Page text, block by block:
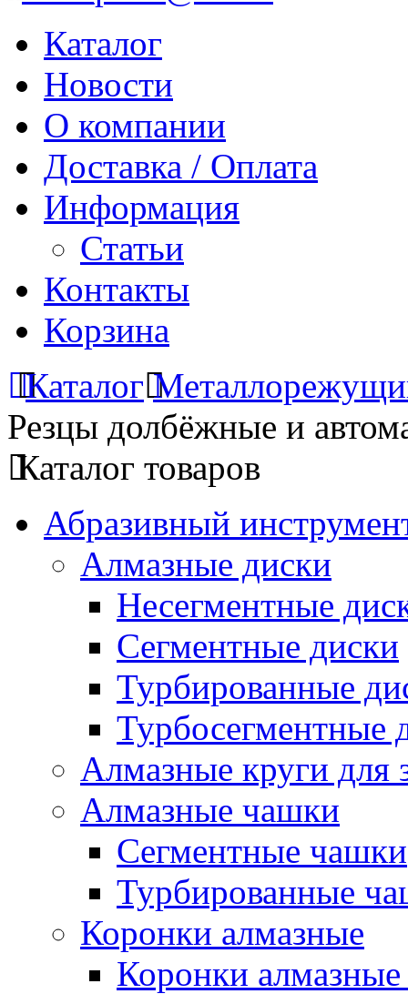
Каталог
Новости
О компании
Доставка / Оплата
Информация
Статьи
Контакты
Корзина
Каталог
Резцы долбёжные и
Каталог товаров
Абразивный
Алмазные диски
Несегментные
Сегментные диски
Турбированные
Турбосегментные
Алмазные круги для
Алмазные чашки
Сегментные чашки
Турбированные
Коронки алмазные
Коронки